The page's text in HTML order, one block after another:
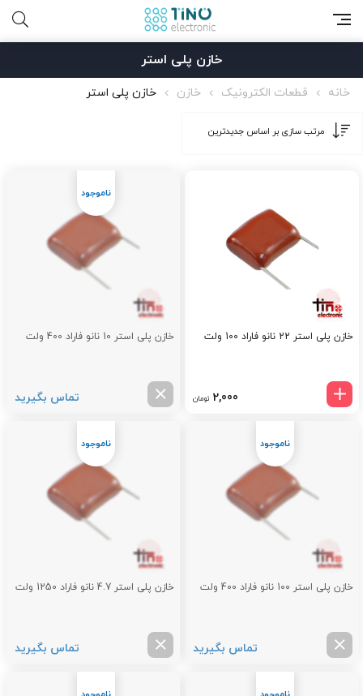
خازن پلی استر
خانه قطعات الکترونیک خازن خازن پلی استر
خازن پلی استر 22 نانو فاراد 100 ولت
2,000 تومان
خازن پلی استر 10 نانو فاراد 400 ولت
تماس بگیرید
خازن پلی استر 100 نانو فاراد 400 ولت
تماس بگیرید
خازن پلی استر 4.7 نانو فاراد 1250 ولت
تماس بگیرید